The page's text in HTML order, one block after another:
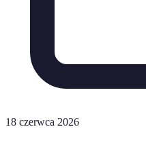
18 czerwca 2026